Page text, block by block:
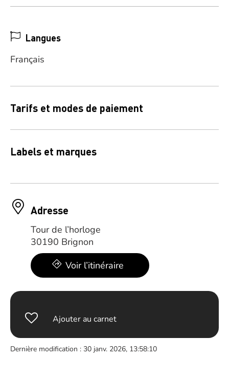
Langues
Français
Tarifs et modes de paiement
Labels et marques
Adresse
Tour de l’horloge
30190 Brignon
Voir l’itinéraire
Ajouter au carnet
Dernière modification : 30 janv. 2026, 13:58:10